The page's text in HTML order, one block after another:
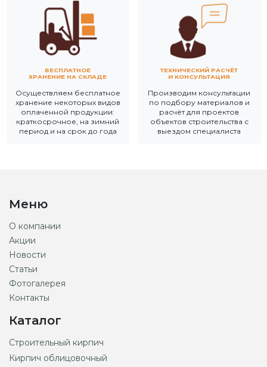
БЕСПЛАТНОЕ
ХРАНЕНИЕ НА СКЛАДЕ
Осуществляем бесплатное
хранение некоторых видов
оплаченной продукции:
краткосрочное, на зимний
период и на срок до года
ТЕХНИЧЕСКИЙ РАСЧЁТ
И КОНСУЛЬТАЦИЯ
Производим консультации
по подбору материалов и
расчёт для проектов
объектов строительства с
выездом специалиста
Меню
О компании
Акции
Новости
Статьи
Фотогалерея
Контакты
Каталог
Строительный кирпич
Кирпич облицовочный